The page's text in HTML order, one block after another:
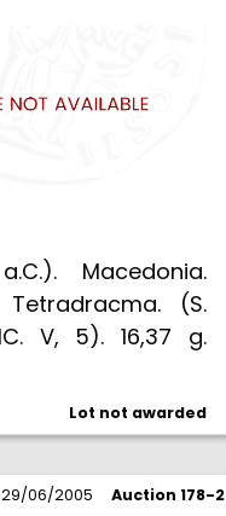
Macedonia.
Tetradracma. (S.
V, 5). 16,37 g.
Lot not awarded
29/06/2005 Auction 178-2